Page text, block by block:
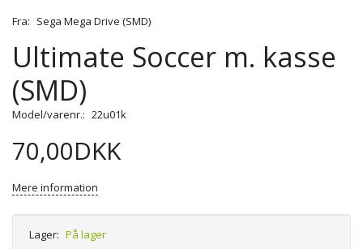
Fra: Sega Mega Drive (SMD)
Ultimate Soccer m. kasse
(SMD)
Model/varenr.: 22u01k
70,00DKK
Mere information
Lager: På lager